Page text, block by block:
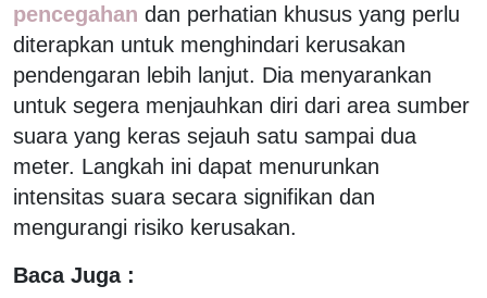
pencegahan dan perhatian khusus yang perlu
diterapkan untuk menghindari kerusakan
pendengaran lebih lanjut. Dia menyarankan
untuk segera menjauhkan diri dari area sumber
suara yang keras sejauh satu sampai dua
meter. Langkah ini dapat menurunkan
intensitas suara secara signifikan dan
mengurangi risiko kerusakan.
Baca Juga :